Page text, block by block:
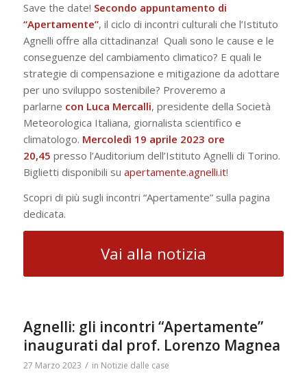
Save the date! Secondo appuntamento di
“Apertamente”, il ciclo di incontri culturali che l’Istituto
Agnelli offre alla cittadinanza! Quali sono le cause e le
conseguenze del cambiamento climatico? E quali le
strategie di compensazione e mitigazione da adottare
per uno sviluppo sostenibile? Proveremo a
parlarne con Luca Mercalli, presidente della Società
Meteorologica Italiana, giornalista scientifico e
climatologo. Mercoledì 19 aprile 2023 ore
20,45 presso l’Auditorium dell’Istituto Agnelli di Torino.
Biglietti disponibili su apertamente.agnelli.it!
Scopri di più sugli incontri “Apertamente” sulla pagina
dedicata.
Vai alla notizia
Agnelli: gli incontri “Apertamente”
inaugurati dal prof. Lorenzo Magnea
27 Marzo 2023 / in Notizie dalle case